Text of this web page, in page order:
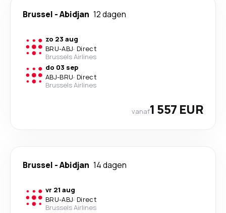
Brussel -Abidjan 12 dagen
zo 23 aug
BRU-ABJ· Direct
Brussels Airlines
do 03 sep
ABJ-BRU· Direct
Brussels Airlines
vanaf1 557 EUR
Brussel -Abidjan 14 dagen
vr 21 aug
BRU-ABJ· Direct
Brussels Airlines